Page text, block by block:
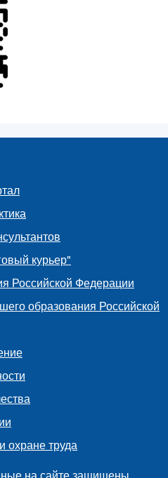
курьер"
Российской Федерации
образования Российской
охране труда